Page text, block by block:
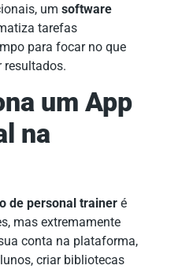
um software
tarefas
para focar no que
resultados.
um App
na
de personal trainer é
mas extremamente
conta na plataforma,
criar bibliotecas